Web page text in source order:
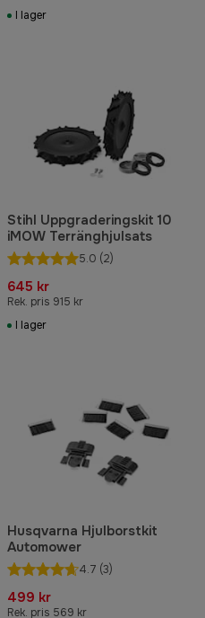
I lager
Stihl Uppgraderingskit 10
iMOW Terränghjulsats
5.0 (2)
645 kr
Rek. pris 915 kr
I lager
Husqvarna Hjulborstkit
Automower
4.7 (3)
499 kr
Rek. pris 569 kr